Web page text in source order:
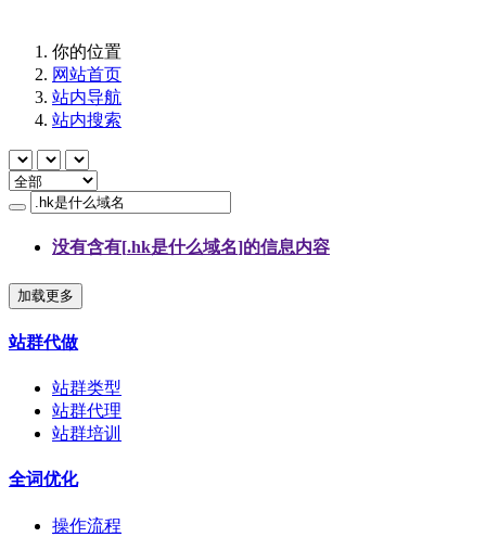
你的位置
网站首页
站内导航
站内搜索
没有含有[.hk是什么域名]的信息内容
加载更多
站群代做
站群类型
站群代理
站群培训
全词优化
操作流程